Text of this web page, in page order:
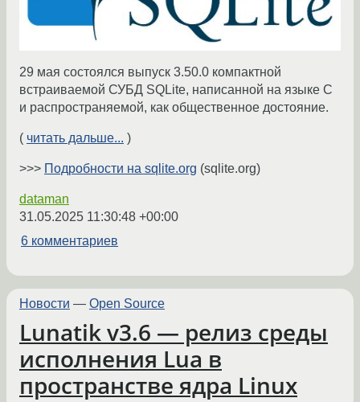
29 мая состоялся выпуск 3.50.0 компактной
встраиваемой СУБД SQLite, написанной на языке C
и распространяемой, как общественное достояние.
( читать дальше... )
>>> Подробности на sqlite.org (sqlite.org)
dataman
31.05.2025 11:30:48 +00:00
6 комментариев
Новости — Open Source
Lunatik v3.6 — релиз среды
исполнения Lua в
пространстве ядра Linux